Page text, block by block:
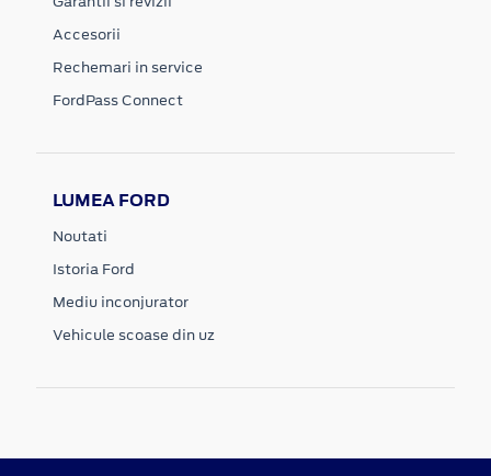
Accesorii
Rechemari in service
FordPass Connect
LUMEA FORD
Noutati
Istoria Ford
Mediu inconjurator
Vehicule scoase din uz